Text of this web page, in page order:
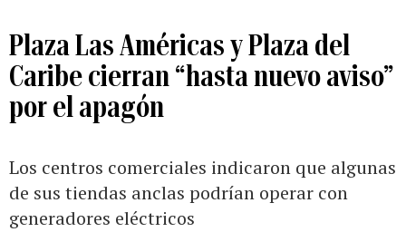
Plaza Las Américas y Plaza del
Caribe cierran “hasta nuevo aviso”
por el apagón
Los centros comerciales indicaron que algunas
de sus tiendas anclas podrían operar con
generadores eléctricos